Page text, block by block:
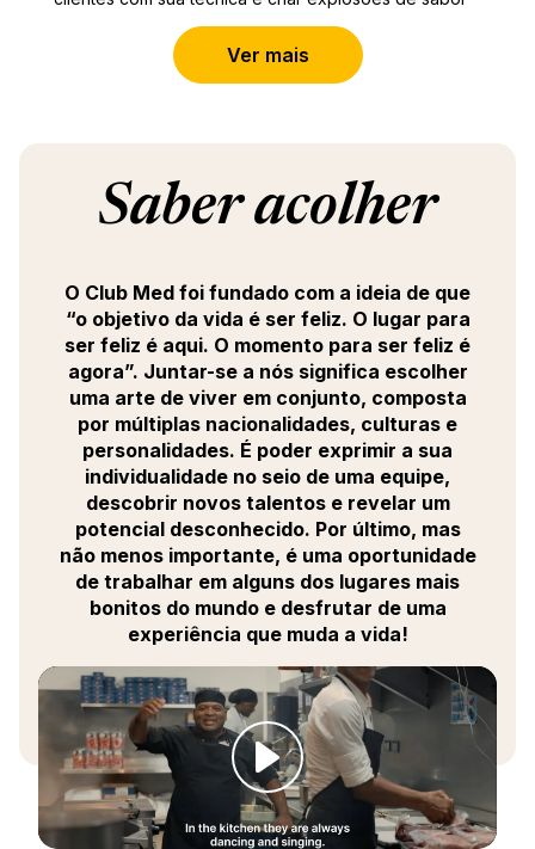
padrões de saúde e segurança
- Apaixonado(a), você gosta de transmitir e, acima de
tudo, criar emoção para nossos clientes.
- Gerenciar pedidos e estoques em sua área (quente,
frio, café da manhã)
- Verificar se os buffets (600 a 1.000 pessoas por
restaurante a la carte, personalizando o
relacionamento com o cliente
- Garantir a qualidade dos serviços, a conformidade
com as regras de saúde e segurança do Club Med e
a manutenção da propriedade
- Unir e motivar suas equipes em torno de objetivos
definidos e apoiá-las em seu desenvolvimento.
Juntar-se às nossas equipes também é uma
oportunidade única de viver e trabalhar com pessoas
de todas as origens, em alguns dos locais mais
Instagramáveis do mundo.
Você ganhará uma experiência valiosa para o seu
currículo, trabalhando para uma empresa que o apoia
e treina continuamente para ajudá-lo a se tornar a
melhor versão de si mesmo.
Ao se tornar um G.O. Chef de Partie, você poderá
aproveitar as instalações e atividades oferecidas
pelo Club Med. Se tiver vontade, você pode até subir
no palco para mostrar seus talentos!
Então, você está pronto para se juntar a nós? Seu
futuro começa aqui...
Ver mais
Saber acolher
O Club Med foi fundado com a ideia de que
“o objetivo da vida é ser feliz. O lugar para
ser feliz é aqui. O momento para ser feliz é
agora”. Juntar-se a nós significa escolher
uma arte de viver em conjunto, composta
por múltiplas nacionalidades, culturas e
personalidades. É poder exprimir a sua
individualidade no seio de uma equipe,
descobrir novos talentos e revelar um
potencial desconhecido. Por último, mas
não menos importante, é uma oportunidade
de trabalhar em alguns dos lugares mais
bonitos do mundo e desfrutar de uma
experiência que muda a vida!